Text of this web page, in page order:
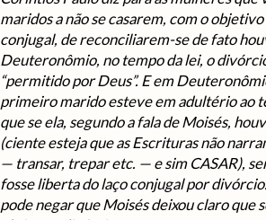
maridos a não se casarem, com o
conjugal, de reconciliarem-se de fato
Deuteronômio, no tempo da lei, o
“permitido por Deus”. E em
primeiro marido esteve em adultério ao
que se ela, segundo a fala de Moisés,
(ciente esteja que as Escrituras não
— transar, trepar etc. — e sim CASAR),
fosse liberta do laço conjugal por
pode negar que Moisés deixou claro que